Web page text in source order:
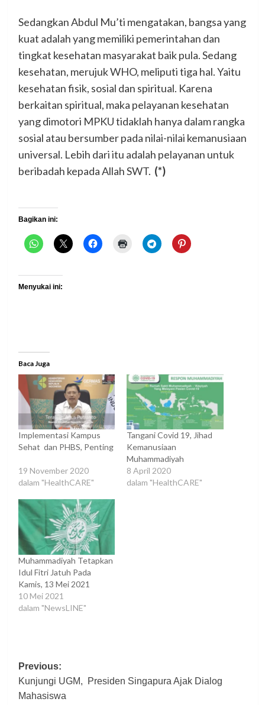
Sedangkan Abdul Mu’ti mengatakan, bangsa yang
kuat adalah yang memiliki pemerintahan dan
tingkat kesehatan masyarakat baik pula. Sedang
kesehatan, merujuk WHO, meliputi tiga hal. Yaitu
kesehatan fisik, sosial dan spiritual. Karena
berkaitan spiritual, maka pelayanan kesehatan
yang dimotori MPKU tidaklah hanya dalam rangka
sosial atau bersumber pada nilai-nilai kemanusiaan
universal. Lebih dari itu adalah pelayanan untuk
beribadah kepada Allah SWT. (*)
Bagikan ini:
Menyukai ini:
Baca Juga
Implementasi Kampus
Sehat dan PHBS, Penting
19 November 2020
dalam "HealthCARE"
Tangani Covid 19, Jihad
Kemanusiaan
Muhammadiyah
8 April 2020
dalam "HealthCARE"
Muhammadiyah Tetapkan
Idul Fitri Jatuh Pada
Kamis, 13 Mei 2021
10 Mei 2021
dalam "NewsLINE"
Post
navigation
Previous:
Kunjungi UGM, Presiden Singapura Ajak Dialog
Mahasiswa